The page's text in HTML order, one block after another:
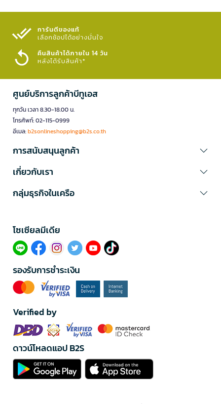
การันตีของแท้
เลือกช้อปได้อย่างมั่นใจ​
คืนสินค้าได้ภายใน 14 วัน
หลังได้รับสินค้า*
ศูนย์บริการลูกค้าบีทูเอส
ทุกวัน เวลา 8.30-18.00 น.
โทรศัพท์: 02-115-0999
อีเมล:b2sonlineshopping@b2s.co.th
การสนับสนุนลูกค้า
เกี่ยวกับเรา
กลุ่มธุรกิจในเครือ
โซเซียลมีเดีย​
รองรับการชำระเงิน
Verified by
ดาวน์โหลดแอป B2S